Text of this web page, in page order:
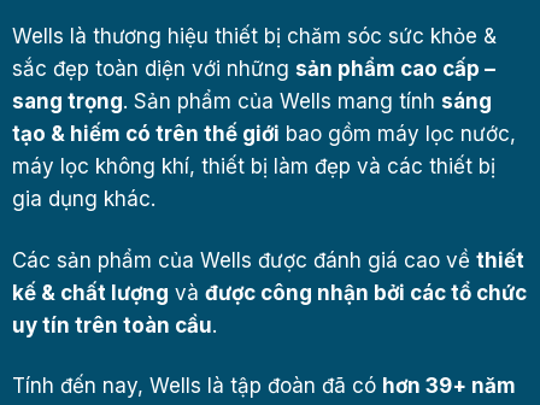
a
t
e
+
1
Wells là thương hiệu thiết bị chăm sóc sức khỏe &
sắc đẹp toàn diện với những sản phẩm cao cấp –
sang trọng. Sản phẩm của Wells mang tính sáng
tạo & hiếm có trên thế giới bao gồm máy lọc nước,
máy lọc không khí, thiết bị làm đẹp và các thiết bị
gia dụng khác.
Các sản phẩm của Wells được đánh giá cao về thiết
kế & chất lượng và được công nhận bởi các tổ chức
uy tín trên toàn cầu.
Tính đến nay, Wells là tập đoàn đã có hơn 39+ năm